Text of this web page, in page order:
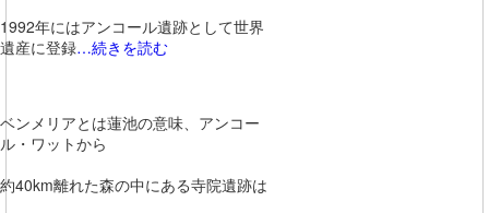
1992年にはアンコール遺跡として世界
遺産に登録…続きを読む
ベンメリアとは蓮池の意味、アンコー
ル・ワットから
約40km離れた森の中にある寺院遺跡は